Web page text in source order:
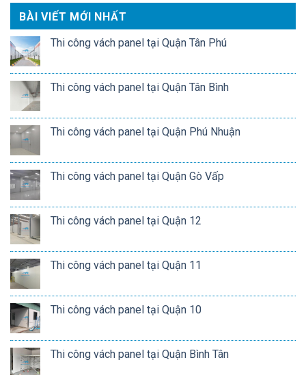
BÀI VIẾT MỚI NHẤT
Thi công vách panel tại Quận Tân Phú
Thi công vách panel tại Quận Tân Bình
Thi công vách panel tại Quận Phú Nhuận
Thi công vách panel tại Quận Gò Vấp
Thi công vách panel tại Quận 12
Thi công vách panel tại Quận 11
Thi công vách panel tại Quận 10
Thi công vách panel tại Quận Bình Tân